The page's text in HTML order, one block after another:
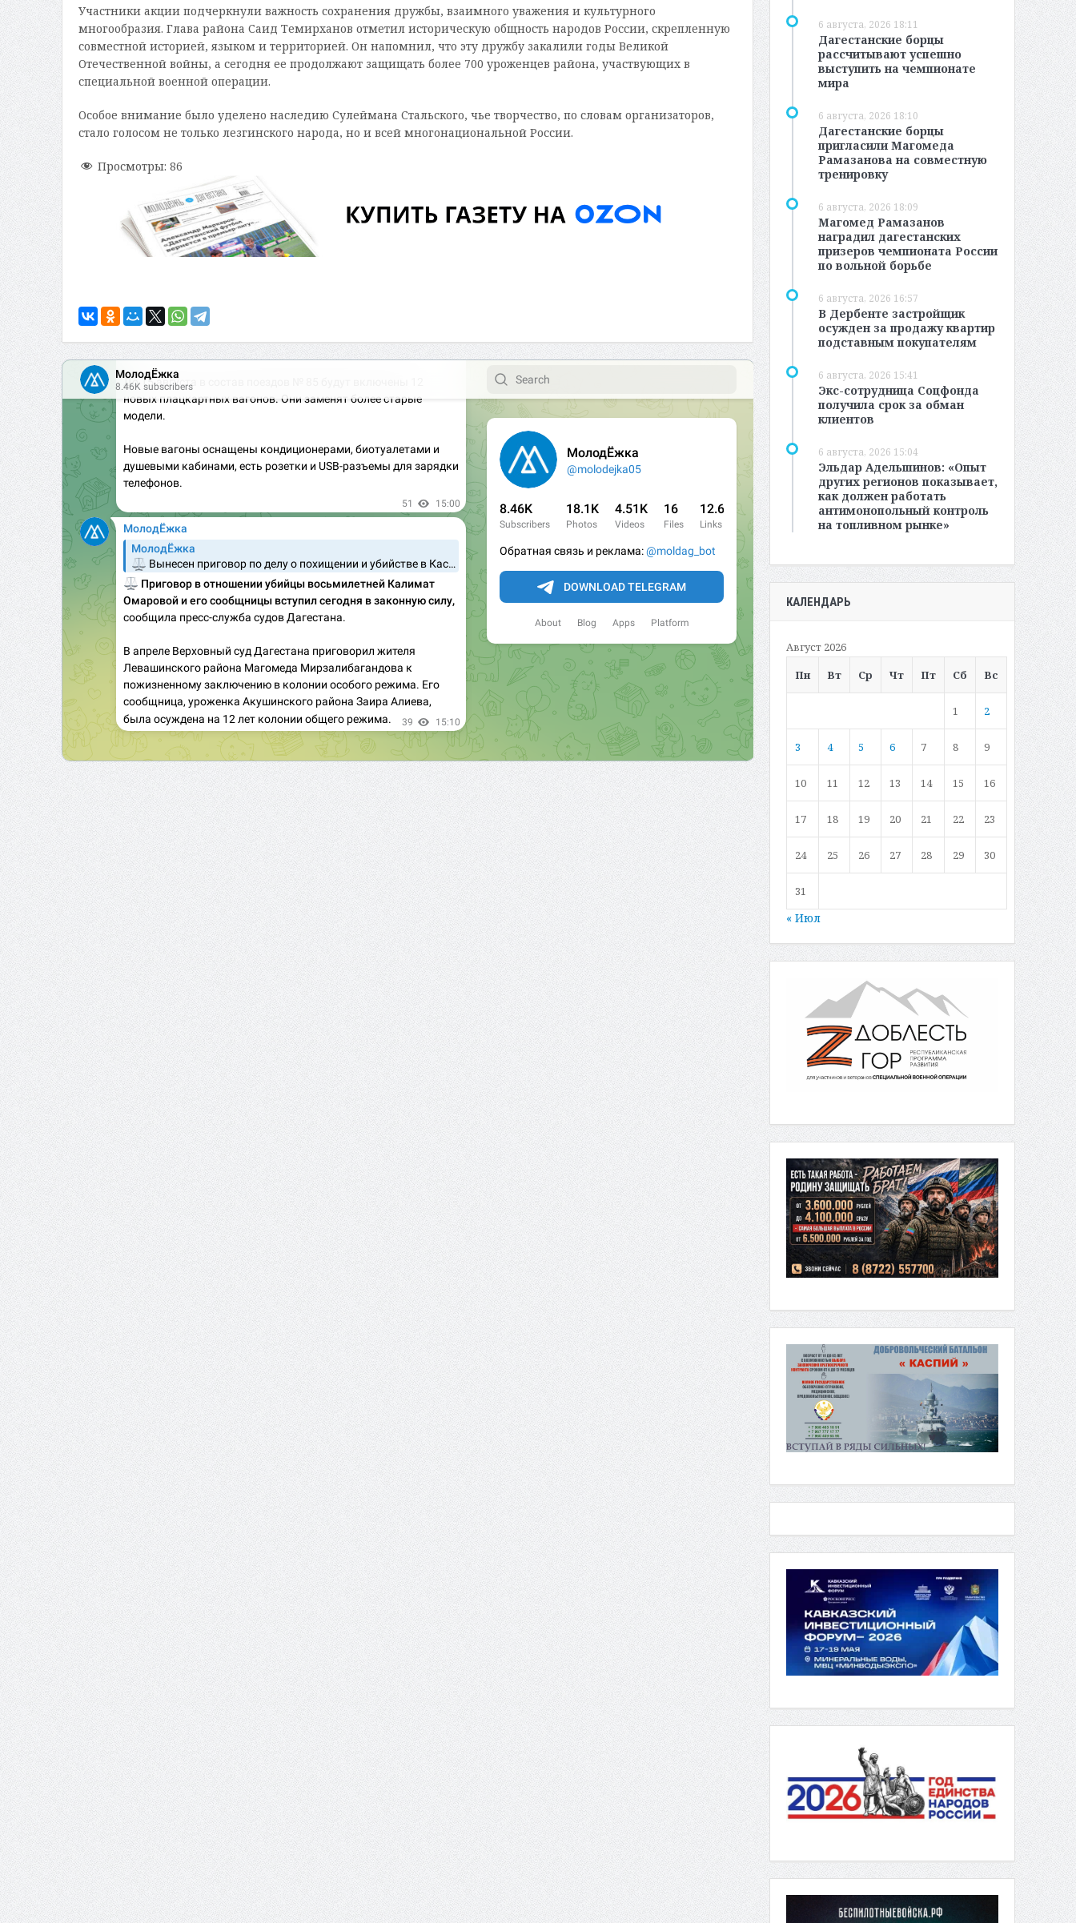
Участники акции подчеркнули важность сохранения дружбы, взаимного уважения и культурного
многообразия. Глава района Саид Темирханов отметил историческую общность народов России, скрепленную
совместной историей, языком и территорией. Он напомнил, что эту дружбу закалили годы Великой
Отечественной войны, а сегодня ее продолжают защищать более 700 уроженцев района, участвующих в
специальной военной операции.
Особое внимание было уделено наследию Сулеймана Стальского, чье творчество, по словам организаторов,
стало голосом не только лезгинского народа, но и всей многонациональной России.
Просмотры: 86
6 августа, 2026 18:11
Дагестанские борцы
рассчитывают успешно
выступить на чемпионате
мира
6 августа, 2026 18:10
Дагестанские борцы
пригласили Магомеда
Рамазанова на совместную
тренировку
6 августа, 2026 18:09
Магомед Рамазанов
наградил дагестанских
призеров чемпионата России
по вольной борьбе
6 августа, 2026 16:57
В Дербенте застройщик
осужден за продажу квартир
подставным покупателям
6 августа, 2026 15:41
Экс-сотрудница Соцфонда
получила срок за обман
клиентов
6 августа, 2026 15:04
Эльдар Адельшинов: «Опыт
других регионов показывает,
как должен работать
антимонопольный контроль
на топливном рынке»
КАЛЕНДАРЬ
Август 2026
Пн
Вт Ср Чт Пт Сб Вс
1 2
3 4 5 6 7 8 9
10 11 12 13 14 15 16
17 18 19 20 21 22 23
24 25 26 27 28 29 30
31
« Июл